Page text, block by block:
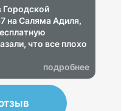
Городской
на Саляма Адиля,
что все плохо
неврологу -
пришлось
где показало,
подробнее